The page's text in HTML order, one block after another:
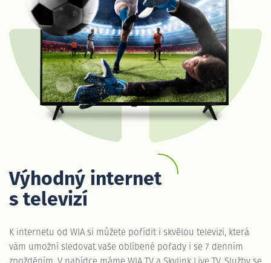
Výhodný internet
s televizí
K internetu od WIA si můžete pořídit i skvělou televizi, která
vám umožní sledovat vaše oblíbené pořady i se 7 denním